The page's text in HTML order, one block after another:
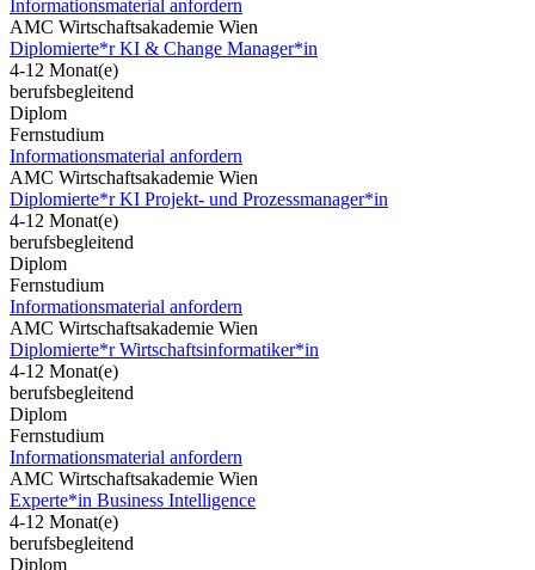
Informationsmaterial anfordern
AMC Wirtschaftsakademie Wien
Diplomierte*r KI & Change Manager*in
4-12 Monat(e)
berufsbegleitend
Diplom
Fernstudium
Informationsmaterial anfordern
AMC Wirtschaftsakademie Wien
Diplomierte*r KI Projekt- und Prozessmanager*in
4-12 Monat(e)
berufsbegleitend
Diplom
Fernstudium
Informationsmaterial anfordern
AMC Wirtschaftsakademie Wien
Diplomierte*r Wirtschaftsinformatiker*in
4-12 Monat(e)
berufsbegleitend
Diplom
Fernstudium
Informationsmaterial anfordern
AMC Wirtschaftsakademie Wien
Experte*in Business Intelligence
4-12 Monat(e)
berufsbegleitend
Diplom